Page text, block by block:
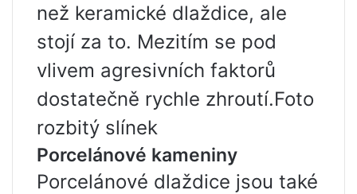
než keramické dlaždice, ale
stojí za to. Mezitím se pod
vlivem agresivních faktorů
dostatečně rychle zhroutí.Foto
rozbitý slínek
Porcelánové kameniny
Porcelánové dlaždice jsou také